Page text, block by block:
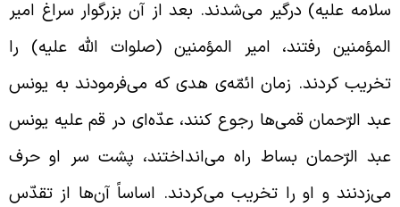
علیه) درگیر می‌شدند. بعد از آن بزرگوار سراغ امیر
رفتند، امیر المؤمنین (صلوات الله علیه) را
کردند. زمان ائمّه‌ی هدی که می‌فرمودند به یونس
الرّحمان قمی‌ها رجوع کنند، عدّه‌ای در قم علیه یونس
الرّحمان بساط راه می‌انداختند، پشت سر او حرف
و او را تخریب می‌کردند. اساساً آن‌ها از تقدّس